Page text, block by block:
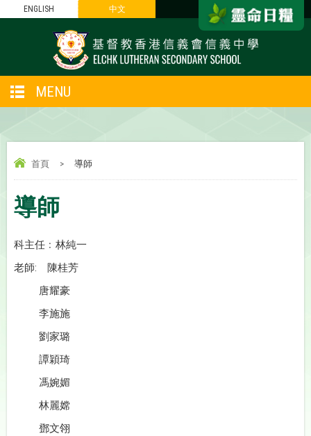
ENGLISH 中文
MENU
首頁 > 導師
導師
科主任﹕林純一
老師: 陳桂芳
唐耀豪
李施施
劉家璐
譚穎琦
馮婉媚
林麗嫦
鄧文翎